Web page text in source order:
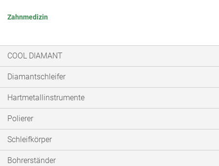
Zahnmedizin
COOL DIAMANT
Diamantschleifer
Hartmetallinstrumente
Polierer
Schleifkörper
Bohrerständer